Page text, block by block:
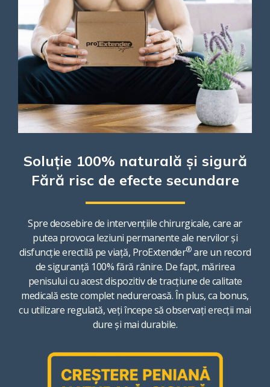
Soluție 100% naturală și sigură
Fără risc de efecte secundare
Spre deosebire de intervențiile chirurgicale, care ar
putea provoca leziuni permanente ale nervilor și
disfuncție erectilă pe viață, ProExtender®are un record
de siguranță 100% fără rănire. De fapt, mărirea
penisului cu acest dispozitiv de tracțiune de calitate
medicală este complet nedureroasă. În plus, ca bonus,
cu utilizare regulată, veți începe să observați erecții mai
dure și mai durabile.